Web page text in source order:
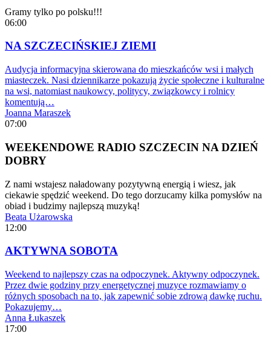
Gramy tylko po polsku!!!
06:00
NA SZCZECIŃSKIEJ ZIEMI
Audycja informacyjna skierowana do mieszkańców wsi i małych
miasteczek. Nasi dziennikarze pokazują życie społeczne i kulturalne
na wsi, natomiast naukowcy, politycy, związkowcy i rolnicy
komentują…
Joanna Maraszek
07:00
WEEKENDOWE RADIO SZCZECIN NA DZIEŃ
DOBRY
Z nami wstajesz naładowany pozytywną energią i wiesz, jak
ciekawie spędzić weekend. Do tego dorzucamy kilka pomysłów na
obiad i budzimy najlepszą muzyką!
Beata Użarowska
12:00
AKTYWNA SOBOTA
Weekend to najlepszy czas na odpoczynek. Aktywny odpoczynek.
Przez dwie godziny przy energetycznej muzyce rozmawiamy o
różnych sposobach na to, jak zapewnić sobie zdrową dawkę ruchu.
Pokazujemy…
Anna Łukaszek
17:00